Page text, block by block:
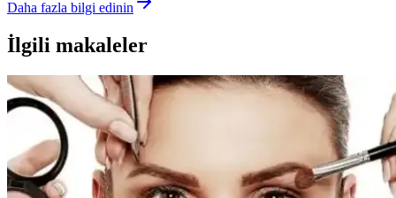
Daha fazla bilgi edinin
İlgili makaleler